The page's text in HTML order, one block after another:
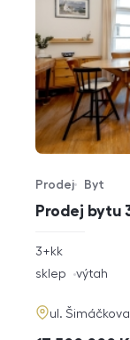
Prodej bytu
Typ nabídky
Prodej
Typ nemovitosti
Byt
rozměry
dispozice
3+kk
funkce
sklep výtah
adresa
ul.